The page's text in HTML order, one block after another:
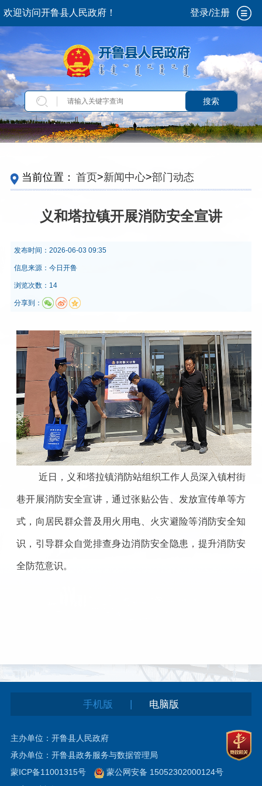
欢迎访问开鲁县人民政府！ 登录/注册
搜索
当前位置： 首页>新闻中心>部门动态
义和塔拉镇开展消防安全宣讲
发布时间： 2026-06-03 09:35
信息来源： 今日开鲁
浏览次数：14
分享到：
近日，义和塔拉镇消防站组织工作人员深入镇村街
巷开展消防安全宣讲，通过张贴公告、发放宣传单等方
式，向居民群众普及用火用电、火灾避险等消防安全知
识，引导群众自觉排查身边消防安全隐患，提升消防安
全防范意识。
手机版 | 电脑版
主办单位：开鲁县人民政府
承办单位：开鲁县政务服务与数据管理局
蒙ICP备11001315号
蒙公网安备 15052302000124号